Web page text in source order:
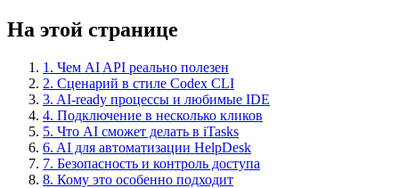
На этой странице
1. Чем AI API реально полезен
2. Сценарий в стиле Codex CLI
3. AI-ready процессы и любимые IDE
4. Подключение в несколько кликов
5. Что AI сможет делать в iTasks
6. AI для автоматизации HelpDesk
7. Безопасность и контроль доступа
8. Кому это особенно подходит